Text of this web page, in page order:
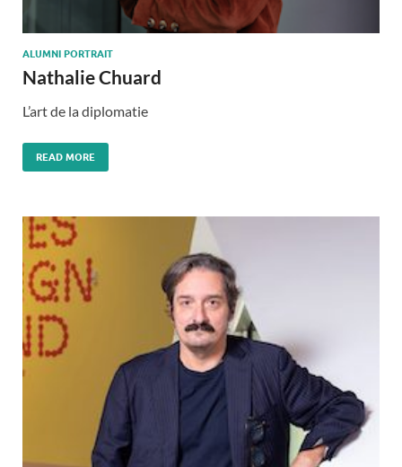
ALUMNI PORTRAIT
Nathalie Chuard
L’art de la diplomatie
READ MORE